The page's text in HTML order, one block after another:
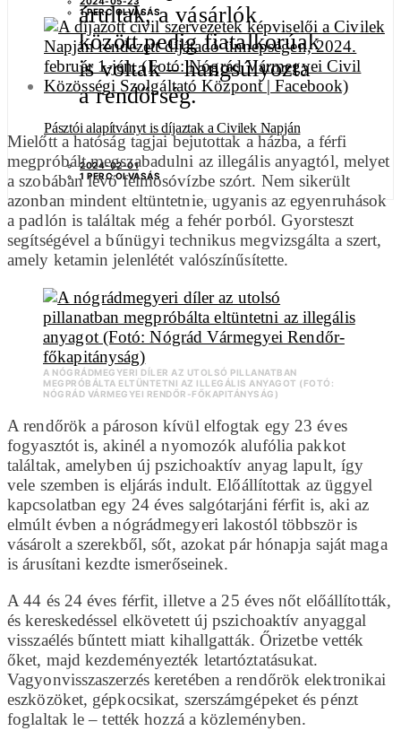
1 PERC OLVASÁS
Pásztói alapítványt is díjaztak a Civilek Napján
2024-02-01
1 PERC OLVASÁS
árultak, a vásárlók
között pedig fiatalkorúak
is voltak – hangsúlyozta
a rendőrség.
Mielőtt a hatóság tagjai bejutottak a házba, a férfi
megpróbált megszabadulni az illegális anyagtól, melyet
a szobában lévő felmosóvízbe szórt. Nem sikerült
azonban mindent eltüntetnie, ugyanis az egyenruhások
a padlón is találtak még a fehér porból. Gyorsteszt
segítségével a bűnügyi technikus megvizsgálta a szert,
amely ketamin jelenlétét valószínűsítette.
A NÓGRÁDMEGYERI DÍLER AZ UTOLSÓ PILLANATBAN
MEGPRÓBÁLTA ELTÜNTETNI AZ ILLEGÁLIS ANYAGOT (FOTÓ:
NÓGRÁD VÁRMEGYEI RENDŐR-FŐKAPITÁNYSÁG)
A rendőrök a pároson kívül elfogtak egy 23 éves
fogyasztót is, akinél a nyomozók alufólia pakkot
találtak, amelyben új pszichoaktív anyag lapult, így
vele szemben is eljárás indult. Előállítottak az üggyel
kapcsolatban egy 24 éves salgótarjáni férfit is, aki az
elmúlt évben a nógrádmegyeri lakostól többször is
vásárolt a szerekből, sőt, azokat pár hónapja saját maga
is árusítani kezdte ismerőseinek.
A 44 és 24 éves férfit, illetve a 25 éves nőt előállították,
és kereskedéssel elkövetett új pszichoaktív anyaggal
visszaélés bűntett miatt kihallgatták. Őrizetbe vették
őket, majd kezdeményezték letartóztatásukat.
Vagyonvisszaszerzés keretében a rendőrök elektronikai
eszközöket, gépkocsikat, szerszámgépeket és pénzt
foglaltak le – tették hozzá a közleményben.